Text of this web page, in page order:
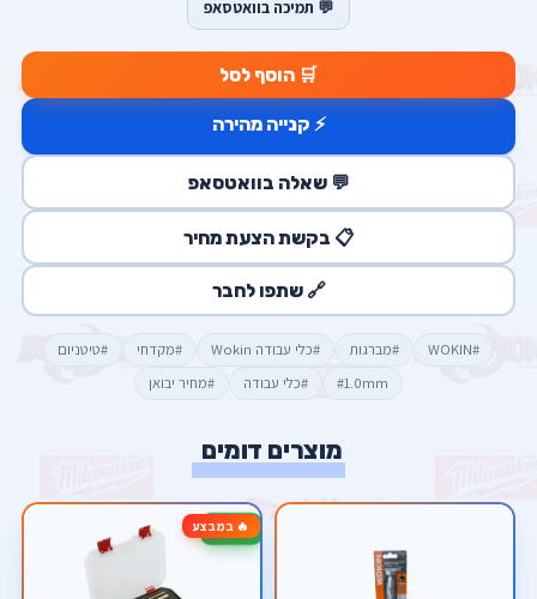
💬 תמיכה בוואטסאפ
🛒 הוסף לסל
⚡ קנייה מהירה
💬 שאלה בוואטסאפ
📋 בקשת הצעת מחיר
🔗 שתפו לחבר
#WOKIN #מברגות #כלי עבודה Wokin #מקדחי
#טיטניום
#1.0mm
#כלי עבודה #מחיר יבואן
מוצרים דומים
🔥 במבצע-80%